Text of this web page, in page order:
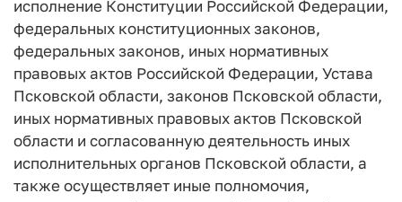
исполнение Конституции Российской Федерации,
федеральных конституционных законов,
федеральных законов, иных нормативных
правовых актов Российской Федерации, Устава
Псковской области, законов Псковской области,
иных нормативных правовых актов Псковской
области и согласованную деятельность иных
исполнительных органов Псковской области, а
также осуществляет иные полномочия,